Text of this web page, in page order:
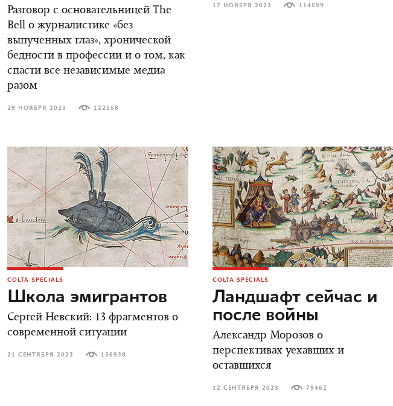
Разговор с основательницей The
Bell о журналистике «без
выпученных глаз», хронической
бедности в профессии и о том, как
спасти все независимые медиа
разом
29 НОЯБРЯ 2023 122558
17 НОЯБРЯ 2023 114599
COLTA SPECIALS
Школа эмигрантов
Сергей Невский: 13 фрагментов о
современной ситуации
21 СЕНТЯБРЯ 2023 136938
COLTA SPECIALS
Ландшафт сейчас и
после войны
Александр Морозов о
перспективах уехавших и
оставшихся
12 СЕНТЯБРЯ 2023 79462